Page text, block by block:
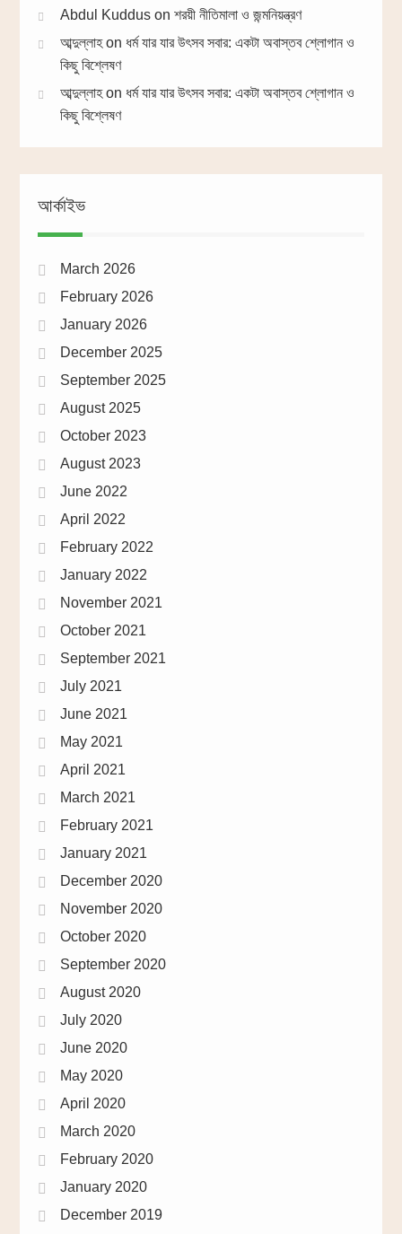
Abdul Kudduson শরয়ী নীতিমালা ও জন্মনিয়ন্ত্রণ
আব্দুল্লাহon ধর্ম যার যার উৎসব সবার: একটা অবাস্তব শ্লোগান ও
কিছু বিশ্লেষণ
আব্দুল্লাহon ধর্ম যার যার উৎসব সবার: একটা অবাস্তব শ্লোগান ও
কিছু বিশ্লেষণ
আর্কাইভ
March 2026
February 2026
January 2026
December 2025
September 2025
August 2025
October 2023
August 2023
June 2022
April 2022
February 2022
January 2022
November 2021
October 2021
September 2021
July 2021
June 2021
May 2021
April 2021
March 2021
February 2021
January 2021
December 2020
November 2020
October 2020
September 2020
August 2020
July 2020
June 2020
May 2020
April 2020
March 2020
February 2020
January 2020
December 2019